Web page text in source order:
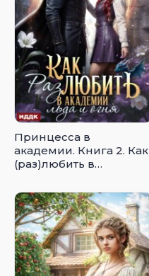
Принцесса в
академии. Книга 2. Как
(раз)любить в